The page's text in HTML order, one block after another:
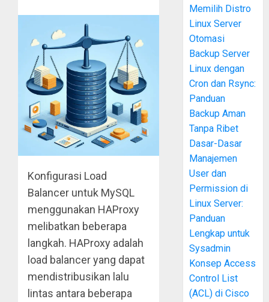
Konfigurasi Load
Balancer untuk MySQL
menggunakan HAProxy
melibatkan beberapa
langkah. HAProxy adalah
load balancer yang dapat
mendistribusikan lalu
lintas antara beberapa
Memilih Distro
Linux Server
Otomasi
Backup Server
Linux dengan
Cron dan Rsync:
Panduan
Backup Aman
Tanpa Ribet
Dasar-Dasar
Manajemen
User dan
Permission di
Linux Server:
Panduan
Lengkap untuk
Sysadmin
Konsep Access
Control List
(ACL) di Cisco